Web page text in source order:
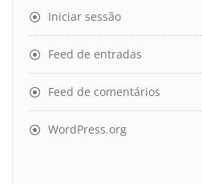
Iniciar sessão
Feed de entradas
Feed de comentários
WordPress.org